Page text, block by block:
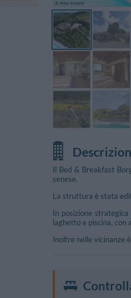
Il Bed & Breakfast
senese.
La struttura è stata
In posizione
laghetto e piscina, con
Inoltre nelle vicinanze